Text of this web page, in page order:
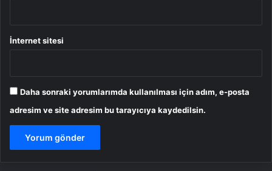
İnternet sitesi
Daha sonraki yorumlarımda kullanılması için adım, e-posta
adresim ve site adresim bu tarayıcıya kaydedilsin.